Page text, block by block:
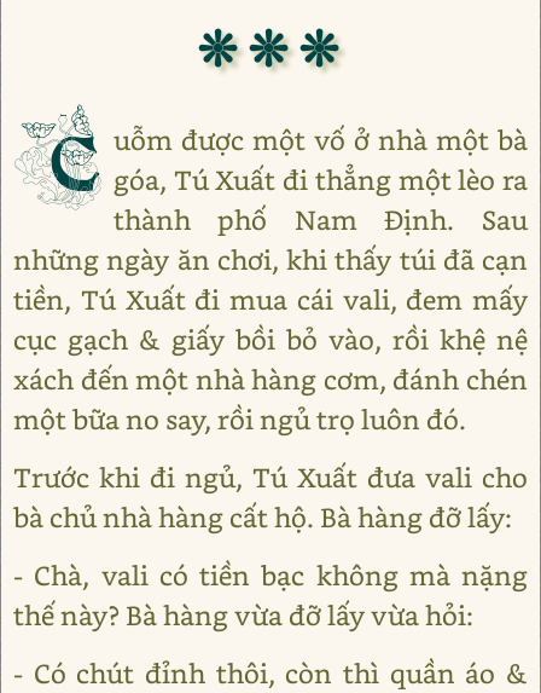
❊ ❊ ❊
C uỗm được một vố ở nhà một bà
góa, Tú Xuất đi thẳng một lèo ra
thành phố Nam Ðịnh. Sau
những ngày ăn chơi, khi thấy túi đã cạn
tiền, Tú Xuất đi mua cái vali, đem mấy
cục gạch & giấy bồi bỏ vào, rồi khệ nệ
xách đến một nhà hàng cơm, đánh chén
một bữa no say, rồi ngủ trọ luôn đó.
Trước khi đi ngủ, Tú Xuất đưa vali cho
bà chủ nhà hàng cất hộ. Bà hàng đỡ lấy:
- Chà, vali có tiền bạc không mà nặng
thế này? Bà hàng vừa đỡ lấy vừa hỏi:
- Có chút đỉnh thôi, còn thì quần áo &